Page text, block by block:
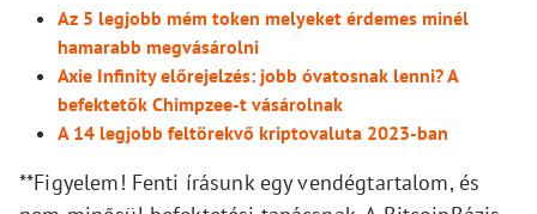
Az 5 legjobb mém token melyeket érdemes minél
hamarabb megvásárolni
Axie Infinity előrejelzés: jobb óvatosnak lenni? A
befektetők Chimpzee-t vásárolnak
A 14 legjobb feltörekvő kriptovaluta 2023-ban
**Figyelem! Fenti írásunk egy vendégtartalom, és